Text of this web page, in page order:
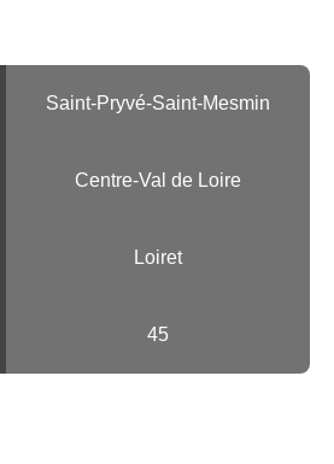
Saint-Pryvé-Saint-Mesmin
Centre-Val de Loire
Loiret
45